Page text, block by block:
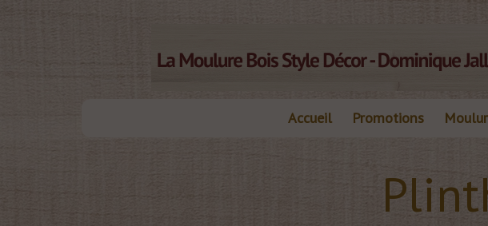
Accueil Promotions